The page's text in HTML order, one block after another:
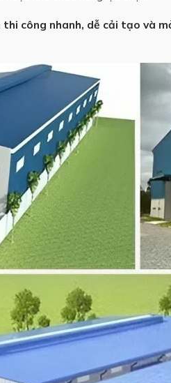
công nhanh, dễ cải tạo và